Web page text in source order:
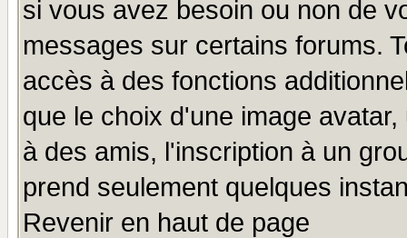
si vous avez besoin ou non de
messages sur certains forums.
accès à des fonctions
que le choix d'une image
à des amis, l'inscription à un
prend seulement quelques
Revenir en haut de page